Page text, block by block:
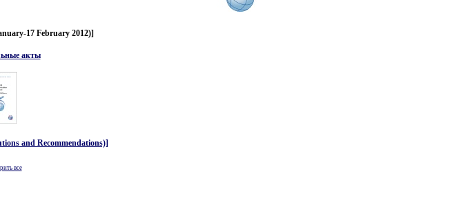
17 February 2012)]
акты
and Recommendations)]
все